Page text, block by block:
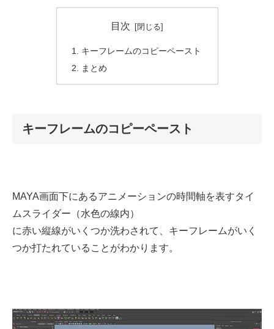
目次
キーフレームのコピーペースト
まとめ
キーフレームのコピーペースト
MAYA画面下にあるアニメーションの時間軸を表すタイ
ムスライダー（水色の線内）
に赤い縦線がいくつか洗わされて、キーフレームがいく
つか打たれていることがわかります。